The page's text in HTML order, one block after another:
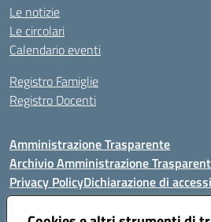
Le notizie
Le circolari
Calendario eventi
Registro Famiglie
Registro Docenti
Amministrazione Trasparente
Archivio Amministrazione
Privacy PolicyDichiarazione di